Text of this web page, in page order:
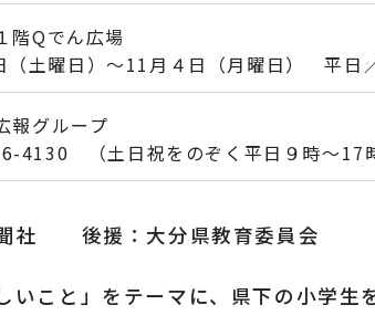
階Qでん広場
（土曜日）～11月４日（月曜日） 平日
報グループ
4130 （土日祝をのぞく平日９時～17
聞社 後援：大分県教育委員会
こと」をテーマに、県下の小学生